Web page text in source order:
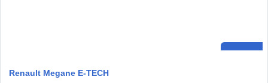
Renault Megane E-TECH